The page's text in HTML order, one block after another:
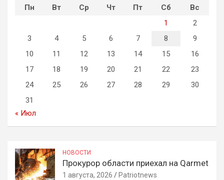
Пн
Вт Ср Чт Пт Сб
Вс
1
2
3
4 5 6 7 8
9
10
11 12 13 14 15
16
17
18 19 20 21 22
23
24
25 26 27 28 29
30
31
« Июл
НОВОСТИ
Прокурор области приехал на Qarmet
1 августа, 2026 Patriotnews